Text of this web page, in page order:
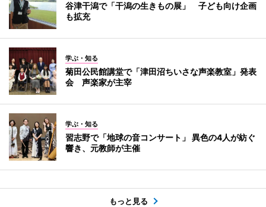
谷津干潟で「干潟の生きもの展」 子ども向け企画
も拡充
学ぶ・知る
菊田公民館講堂で「津田沼ちいさな声楽教室」発表
会 声楽家が主宰
学ぶ・知る
習志野で「地球の音コンサート」 異色の4人が紡ぐ
響き、元教師が主催
もっと見る